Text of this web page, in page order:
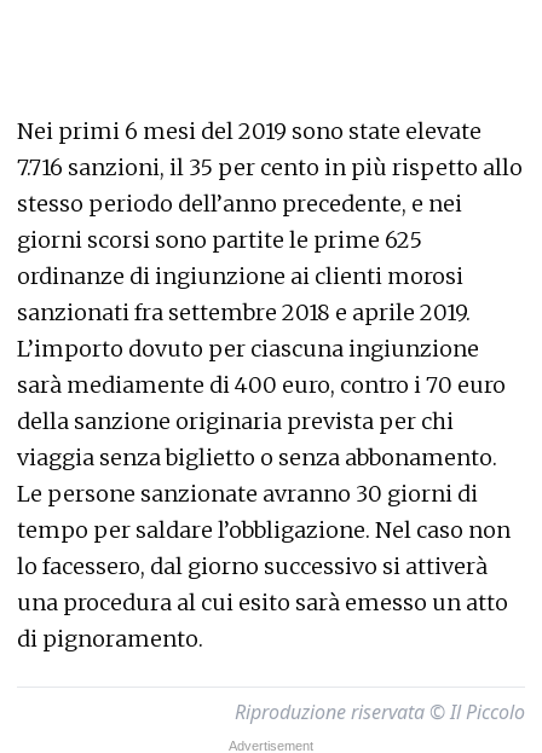
Nei primi 6 mesi del 2019 sono state elevate
7.716 sanzioni, il 35 per cento in più rispetto allo
stesso periodo dell’anno precedente, e nei
giorni scorsi sono partite le prime 625
ordinanze di ingiunzione ai clienti morosi
sanzionati fra settembre 2018 e aprile 2019.
L’importo dovuto per ciascuna ingiunzione
sarà mediamente di 400 euro, contro i 70 euro
della sanzione originaria prevista per chi
viaggia senza biglietto o senza abbonamento.
Le persone sanzionate avranno 30 giorni di
tempo per saldare l’obbligazione. Nel caso non
lo facessero, dal giorno successivo si attiverà
una procedura al cui esito sarà emesso un atto
di pignoramento.
Riproduzione riservata © Il Piccolo